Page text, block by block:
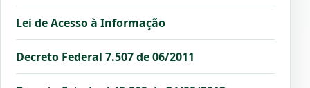
Lei de Acesso à Informação
Decreto Federal 7.507 de 06/2011